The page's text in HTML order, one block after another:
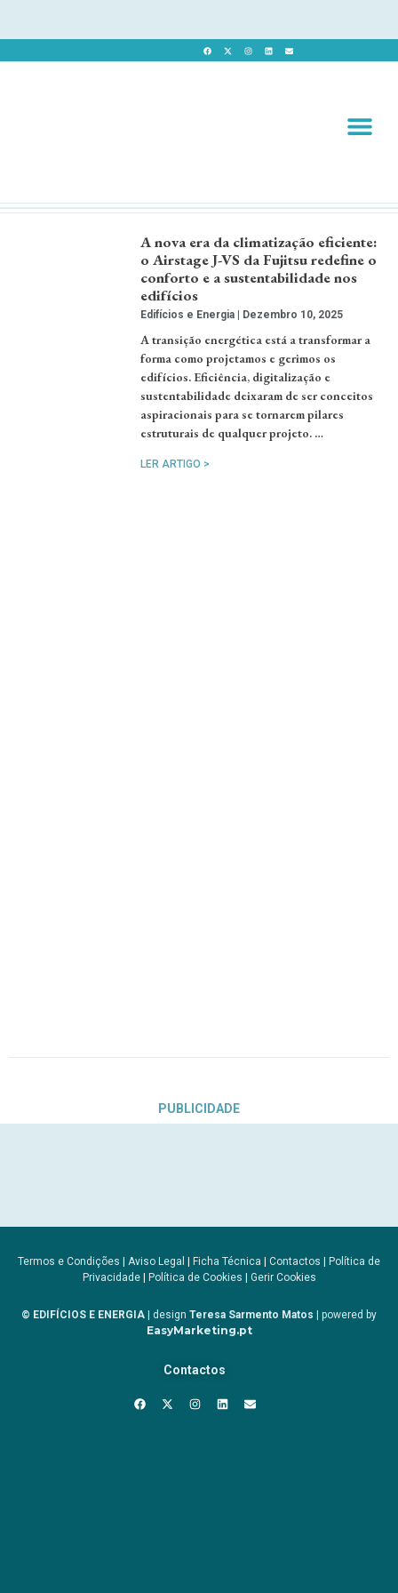
A nova era da climatização eficiente:
o Airstage J-VS da Fujitsu redefine o
conforto e a sustentabilidade nos
edifícios
Edifícios e Energia Dezembro 10, 2025
A transição energética está a transformar a
forma como projetamos e gerimos os
edifícios. Eficiência, digitalização e
sustentabilidade deixaram de ser conceitos
aspiracionais para se tornarem pilares
estruturais de qualquer projeto. …
LER ARTIGO >
PUBLICIDADE
Termos e Condições | Aviso Legal | Ficha Técnica | Contactos | Política de
Privacidade| Política de Cookies | Gerir Cookies
© EDIFÍCIOS E ENERGIA | design Teresa Sarmento Matos | powered by
EasyMarketing.pt
Contactos